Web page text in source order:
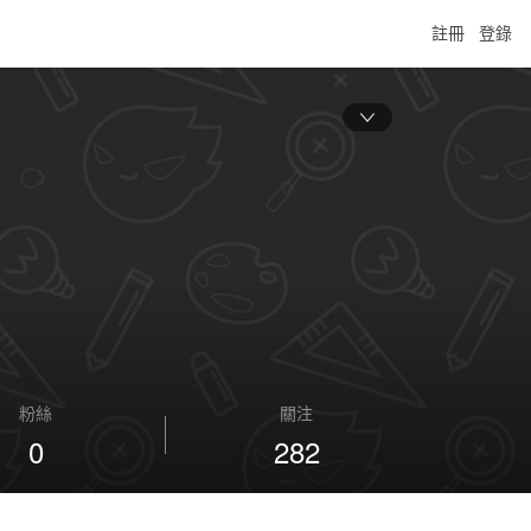
註冊 登錄
關注
282
粉絲
0